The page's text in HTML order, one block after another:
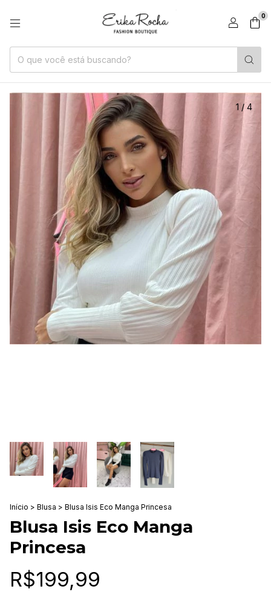
0
1 / 4
Início > Blusa > Blusa Isis Eco Manga Princesa
Blusa Isis Eco Manga
Princesa
R$199,99